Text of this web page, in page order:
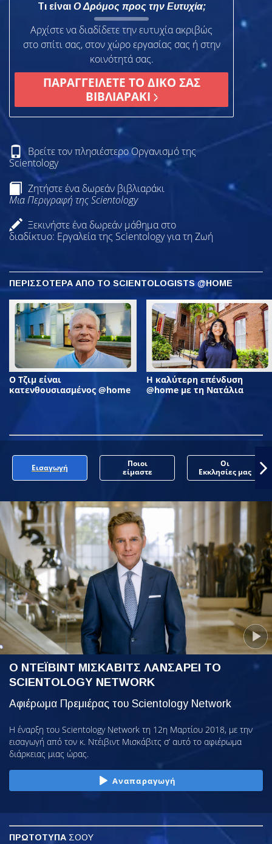
Τι είναι Ο Δρόμος προς την Ευτυχία;
Αρχίστε να διαδίδετε την ευτυχία ακριβώς
στο σπίτι σας, στον χώρο εργασίας σας ή στην
κοινότητά σας.
ΠΑΡΑΓΓΕΙΛΕΤΕ ΤΟ ΔΙΚΟ ΣΑΣ
ΒΙΒΛΙΑΡΑΚΙ
Βρείτε τον πλησιέστερο Οργανισμό της
Scientology
Ζητήστε ένα δωρεάν βιβλιαράκι
Μια Περιγραφή της Scientology
Ξεκινήστε ένα δωρεάν μάθημα στο
διαδίκτυο: Εργαλεία της Scientology για τη Ζωή
ΠΕΡΙΣΣΟΤΕΡΑ ΑΠΟ ΤΟ SCIENTOLOGISTS @HOME
Ο Τζιμ είναι
κατενθουσιασμένος @home
Η καλύτερη επένδυση
@home με τη Νατάλια
Εισαγωγή
Ποιοι
είμαστε
Οι
Εκκλησίες μας
Ο ΝΤΕΪΒΙΝΤ ΜΙΣΚΑΒΙΤΣ ΛΑΝΣΑΡΕΙ ΤΟ
SCIENTOLOGY NETWORK
Αφιέρωμα Πρεμιέρας του Scientology Network
Η έναρξη του Scientology Network τη 12η Μαρτίου 2018, με την
εισαγωγή από τον κ. Ντέιβιντ Μισκάβιτς σ’ αυτό το αφιέρωμα
διάρκειας μιας ώρας.
Αναπαραγωγή
ΠΡΩΤΟΤΥΠΑ ΣΟΟΥ